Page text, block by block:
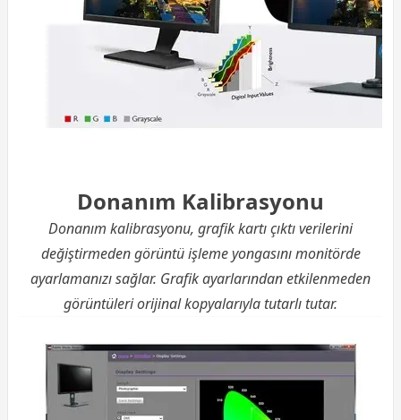
Donanım Kalibrasyonu
Donanım kalibrasyonu, grafik kartı çıktı verilerini
değiştirmeden görüntü işleme yongasını monitörde
ayarlamanızı sağlar. Grafik ayarlarından etkilenmeden
görüntüleri orijinal kopyalarıyla tutarlı tutar.